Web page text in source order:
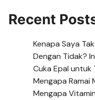
Recent
Kenapa Saya
Dengan Tidak?
Cuka Epal untuk
Mengapa Ramai
Mengapa